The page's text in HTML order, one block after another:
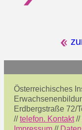
Österreichisches
Erdbergstraße 72/
//telefon. Kontakt//